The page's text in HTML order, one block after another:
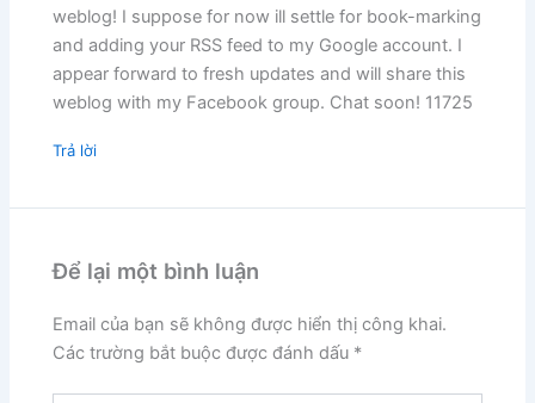
weblog! I suppose for now ill settle for book-marking
and adding your RSS feed to my Google account. I
appear forward to fresh updates and will share this
weblog with my Facebook group. Chat soon! 11725
Trả lời
Để lại một bình luận
Email của bạn sẽ không được hiển thị công khai.
Các trường bắt buộc được đánh dấu *